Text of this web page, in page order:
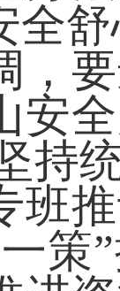
全
要
安
持
班
策